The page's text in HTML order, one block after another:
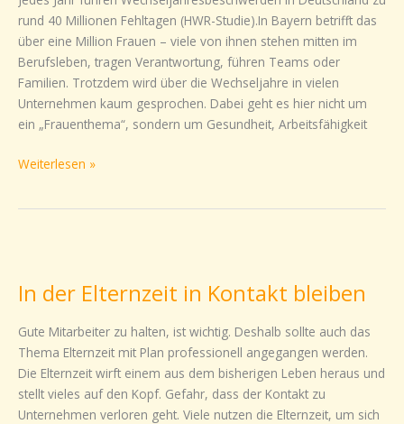
rund 40 Millionen Fehltagen (HWR-Studie).In Bayern betrifft das
über eine Million Frauen – viele von ihnen stehen mitten im
Berufsleben, tragen Verantwortung, führen Teams oder
Familien. Trotzdem wird über die Wechseljahre in vielen
Unternehmen kaum gesprochen. Dabei geht es hier nicht um
ein „Frauenthema“, sondern um Gesundheit, Arbeitsfähigkeit
Frauen
gezielt
unterstützen
können
Weiterlesen »
In der Elternzeit in Kontakt bleiben
Gute Mitarbeiter zu halten, ist wichtig. Deshalb sollte auch das
Thema Elternzeit mit Plan professionell angegangen werden.
Die Elternzeit wirft einem aus dem bisherigen Leben heraus und
stellt vieles auf den Kopf. Gefahr, dass der Kontakt zu
Unternehmen verloren geht. Viele nutzen die Elternzeit, um sich
Elternzeit
Kontakt
bleiben